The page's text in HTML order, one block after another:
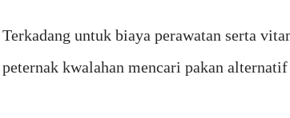
Terkadang untuk biaya perawatan serta
peternak kwalahan mencari pakan